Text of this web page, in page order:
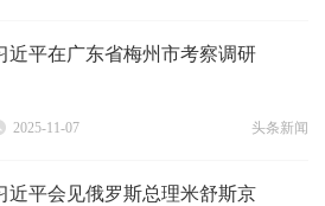
近平在广东省梅州市考察调研
2025-11-07 头条新闻
近平会见俄罗斯总理米舒斯京